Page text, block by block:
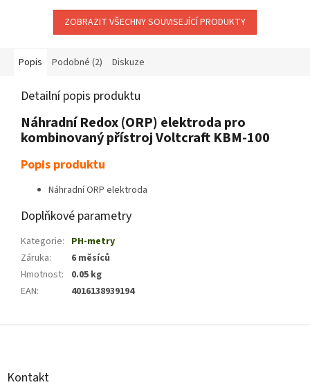
ZOBRAZIT VŠECHNY SOUVISEJÍCÍ PRODUKTY
Popis Podobné (2) Diskuze
Detailní popis produktu
Náhradní Redox (ORP) elektroda pro
kombinovaný přístroj Voltcraft KBM-100
Popis produktu
Náhradní ORP elektroda
Doplňkové parametry
Kategorie: PH-metry
Záruka:
6 měsíců
Hmotnost:
0.05 kg
EAN: 4016138939194
Z
Kontakt